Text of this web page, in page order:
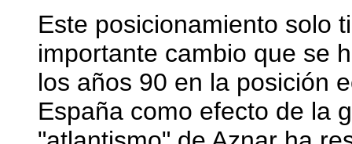
Este posicionamiento solo
importante cambio que se
los años 90 en la posición
España como efecto de la